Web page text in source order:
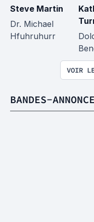
Steve Martin
Dr. Michael
Hfuhruhurr
VOIR
BANDES-